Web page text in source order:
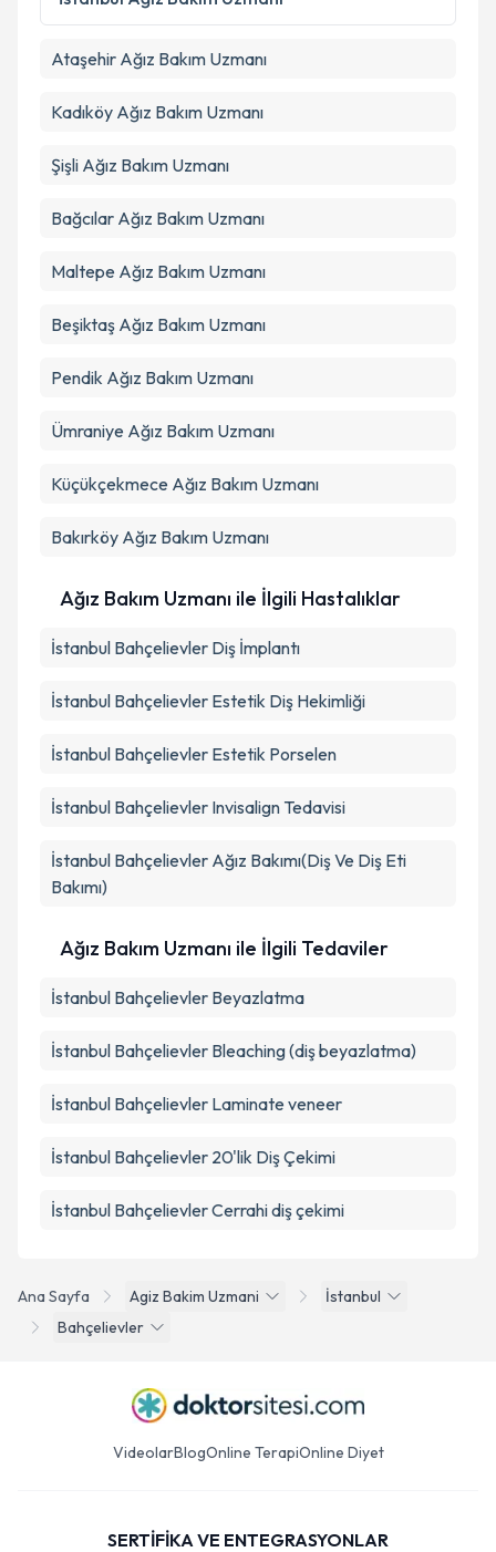
kapsamda işlenmesini kabul ediyorum.
Ana Sayfa Agiz Bakim Uzmani
İstanbul
Bahçelievler
Ataşehir Ağız Bakım Uzmanı
Kadıköy Ağız Bakım Uzmanı
Şişli Ağız Bakım Uzmanı
Bağcılar Ağız Bakım Uzmanı
Maltepe Ağız Bakım Uzmanı
Beşiktaş Ağız Bakım Uzmanı
Pendik Ağız Bakım Uzmanı
Ümraniye Ağız Bakım Uzmanı
Küçükçekmece Ağız Bakım Uzmanı
Bakırköy Ağız Bakım Uzmanı
Ağız Bakım Uzmanı ile İlgili Hastalıklar
İstanbul Bahçelievler Diş İmplantı
İstanbul Bahçelievler Estetik Diş Hekimliği
İstanbul Bahçelievler Estetik Porselen
İstanbul Bahçelievler Invisalign Tedavisi
İstanbul Bahçelievler Ağız Bakımı(Diş Ve Diş Eti
Bakımı)
Ağız Bakım Uzmanı ile İlgili Tedaviler
İstanbul Bahçelievler Beyazlatma
İstanbul Bahçelievler Bleaching (diş beyazlatma)
İstanbul Bahçelievler Laminate veneer
İstanbul Bahçelievler 20'lik Diş Çekimi
İstanbul Bahçelievler Cerrahi diş çekimi
VideolarBlogOnline TerapiOnline Diyet
SERTİFİKA VE ENTEGRASYONLAR